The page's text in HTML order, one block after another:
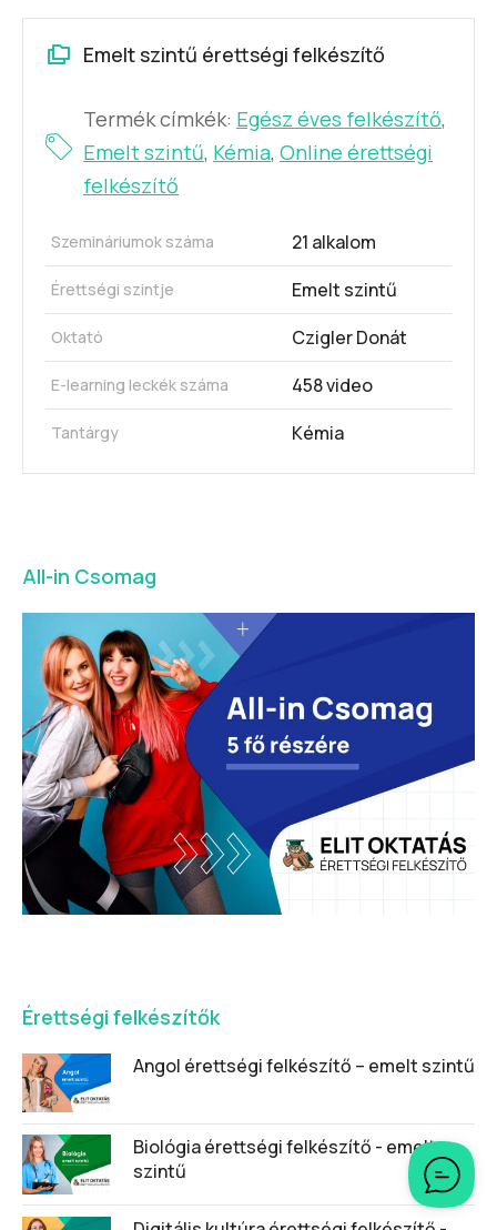
Emelt szintű érettségi felkészítő
Termék címkék: Egész éves felkészítő,
Emelt szintű, Kémia, Online érettségi
felkészítő
Szemináriumok száma 21 alkalom
Érettségi szintje Emelt szintű
Oktató Czigler Donát
E-learning leckék száma 458 video
Tantárgy Kémia
All-in Csomag
Érettségi felkészítők
Angol érettségi felkészítő – emelt szintű
Biológia érettségi felkészítő - emelt
szintű